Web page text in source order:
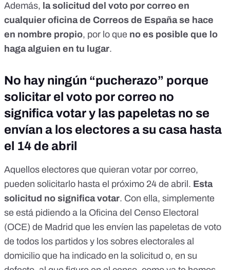
Además, la solicitud del voto por correo en
cualquier oficina de Correos de España se hace
en nombre propio, por lo que no es posible que lo
haga alguien en tu lugar.
No hay ningún “pucherazo” porque
solicitar el voto por correo no
significa votar y las papeletas no se
envían a los electores a su casa hasta
el 14 de abril
Aquellos electores que quieran votar por correo,
pueden solicitarlo hasta el próximo 24 de abril. Esta
solicitud no significa votar. Con ella, simplemente
se está pidiendo a la Oficina del Censo Electoral
(OCE) de Madrid que les envíen las papeletas de voto
de todos los partidos y los sobres electorales al
domicilio que ha indicado en la solicitud o, en su